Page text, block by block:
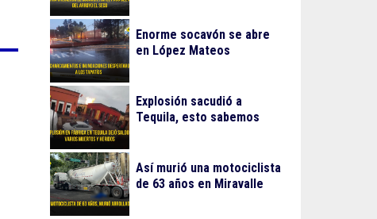
Enorme socavón se abre
en López Mateos
Explosión sacudió a
Tequila, esto sabemos
Así murió una motociclista
de 63 años en Miravalle